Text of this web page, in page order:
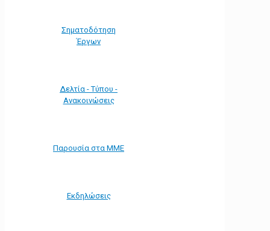
Σηματοδότηση
Έργων
Δελτία - Τύπου -
Ανακοινώσεις
Παρουσία στα ΜΜΕ
Εκδηλώσεις